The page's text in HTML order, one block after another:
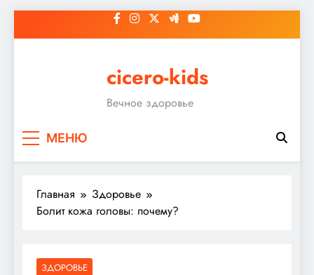
к
cicero-kids
Вечное здоровье
МЕНЮ
Главная
Здоровье
Болит кожа головы: почему?
ЗДОРОВЬЕ